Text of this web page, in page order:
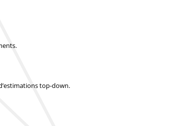
top-down.